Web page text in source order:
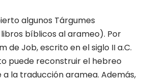
algunos Tárgumes
bíblicos al arameo). Por
de Job, escrito en el siglo II a.C.
puede reconstruir el he­breo
a la traducción aramea. Además,